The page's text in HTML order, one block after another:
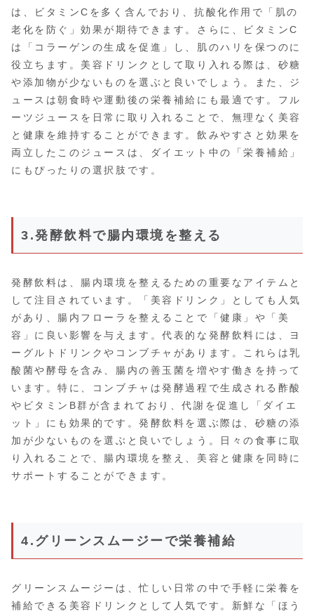
は、ビタミンCを多く含んでおり、抗酸化作用で「肌の
老化を防ぐ」効果が期待できます。さらに、ビタミンC
は「コラーゲンの生成を促進」し、肌のハリを保つのに
役立ちます。美容ドリンクとして取り入れる際は、砂糖
や添加物が少ないものを選ぶと良いでしょう。また、ジ
ュースは朝食時や運動後の栄養補給にも最適です。フル
ーツジュースを日常に取り入れることで、無理なく美容
と健康を維持することができます。飲みやすさと効果を
両立したこのジュースは、ダイエット中の「栄養補給」
にもぴったりの選択肢です。
3.発酵飲料で腸内環境を整える
発酵飲料は、腸内環境を整えるための重要なアイテムと
して注目されています。「美容ドリンク」としても人気
があり、腸内フローラを整えることで「健康」や「美
容」に良い影響を与えます。代表的な発酵飲料には、ヨ
ーグルトドリンクやコンブチャがあります。これらは乳
酸菌や酵母を含み、腸内の善玉菌を増やす働きを持って
います。特に、コンブチャは発酵過程で生成される酢酸
やビタミンB群が含まれており、代謝を促進し「ダイエ
ット」にも効果的です。発酵飲料を選ぶ際は、砂糖の添
加が少ないものを選ぶと良いでしょう。日々の食事に取
り入れることで、腸内環境を整え、美容と健康を同時に
サポートすることができます。
4.グリーンスムージーで栄養補給
グリーンスムージーは、忙しい日常の中で手軽に栄養を
補給できる美容ドリンクとして人気です。新鮮な「ほう